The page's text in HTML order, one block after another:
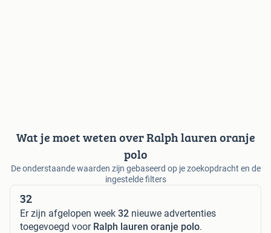
Wat je moet weten over Ralph lauren oranje
polo
De onderstaande waarden zijn gebaseerd op je zoekopdracht en de
ingestelde filters
32
Er zijn afgelopen week 32 nieuwe advertenties
toegevoegd voor Ralph lauren oranje polo.